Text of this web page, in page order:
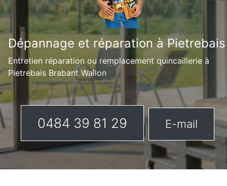
Dépannage et réparation à Pietrebais
Entretien réparation ou remplacement quincaillerie à
Pietrebais Brabant Wallon
0484 39 81 29 E-mail